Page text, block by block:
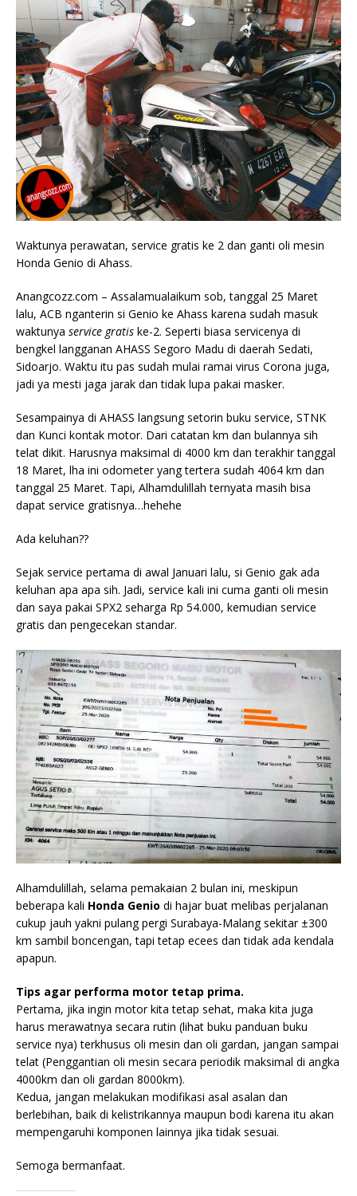
Waktunya perawatan, service gratis ke 2 dan ganti oli mesin
Honda Genio di Ahass.
Anangcozz.com – Assalamualaikum sob, tanggal 25 Maret
lalu, ACB nganterin si Genio ke Ahass karena sudah masuk
waktunya service gratis ke-2. Seperti biasa servicenya di
bengkel langganan AHASS Segoro Madu di daerah Sedati,
Sidoarjo. Waktu itu pas sudah mulai ramai virus Corona juga,
jadi ya mesti jaga jarak dan tidak lupa pakai masker.
Sesampainya di AHASS langsung setorin buku service, STNK
dan Kunci kontak motor. Dari catatan km dan bulannya sih
telat dikit. Harusnya maksimal di 4000 km dan terakhir tanggal
18 Maret, lha ini odometer yang tertera sudah 4064 km dan
tanggal 25 Maret. Tapi, Alhamdulillah ternyata masih bisa
dapat service gratisnya…hehehe
Ada keluhan??
Sejak service pertama di awal Januari lalu, si Genio gak ada
keluhan apa apa sih. Jadi, service kali ini cuma ganti oli mesin
dan saya pakai SPX2 seharga Rp 54.000, kemudian service
gratis dan pengecekan standar.
Alhamdulillah, selama pemakaian 2 bulan ini, meskipun
beberapa kali Honda Genio di hajar buat melibas perjalanan
cukup jauh yakni pulang pergi Surabaya-Malang sekitar ±300
km sambil boncengan, tapi tetap ecees dan tidak ada kendala
apapun.
Tips agar performa motor tetap prima.
Pertama, jika ingin motor kita tetap sehat, maka kita juga
harus merawatnya secara rutin (lihat buku panduan buku
service nya) terkhusus oli mesin dan oli gardan, jangan sampai
telat (Penggantian oli mesin secara periodik maksimal di angka
4000km dan oli gardan 8000km).
Kedua, jangan melakukan modifikasi asal asalan dan
berlebihan, baik di kelistrikannya maupun bodi karena itu akan
mempengaruhi komponen lainnya jika tidak sesuai.
Semoga bermanfaat.